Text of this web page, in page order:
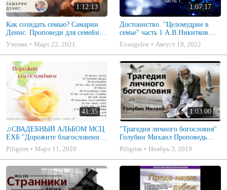
1:12:13
Как созидать семью? Самарин
Денис. Проповеди для семейных
МСЦ ЕХБ
Ученик Март 22, 2021
1:07:17
Достоинство. "Целомудрие в
семье" часть 1 А.В.Никитков
Беседа для семейных МСЦ ЕХБ
Evangelist Август 19, 2022
41:35
♫СВАДЕБНЫЙ АЛЬБОМ МСЦ
ЕХБ "Дорожите благословением
- Христианские песни.
Музыкальный диск. Псалмы
Piligrim Март 11, 2020
1:03:00
"Трагедия личного богословия"
Голубин Михаил Проповедь
2019
Piligrim Ноябрь 3, 2019